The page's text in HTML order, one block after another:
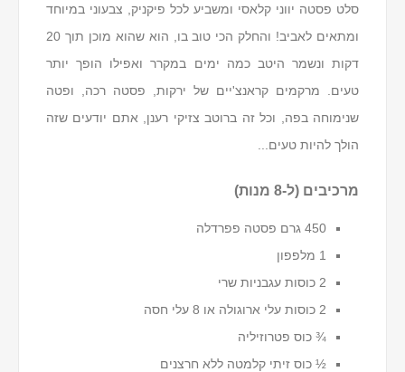
סלט פסטה יווני קלאסי ומשביע לכל פיקניק, צבעוני במיוחד
ומתאים לאביב! והחלק הכי טוב בו, הוא שהוא מוכן תוך 20
דקות ונשמר היטב כמה ימים במקרר ואפילו הופך יותר
טעים. מרקמים קראנצ'יים של ירקות, פסטה רכה, ופטה
שנימוחה בפה, וכל זה ברוטב צזיקי רענן, אתם יודעים שזה
הולך להיות טעים...
מרכיבים (ל-8 מנות)
450 גרם פסטה פפרדלה
1 מלפפון
2 כוסות עגבניות שרי
2 כוסות עלי ארוגולה או 8 עלי חסה
¾ כוס פטרוזיליה
½ כוס זיתי קלמטה ללא חרצנים